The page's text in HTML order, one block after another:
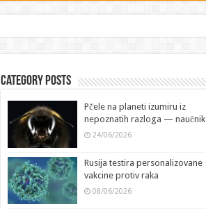
Category Posts
Pčele na planeti izumiru iz
nepoznatih razloga — naučnik
24/06/2026
Rusija testira personalizovane
vakcine protiv raka
08/06/2026